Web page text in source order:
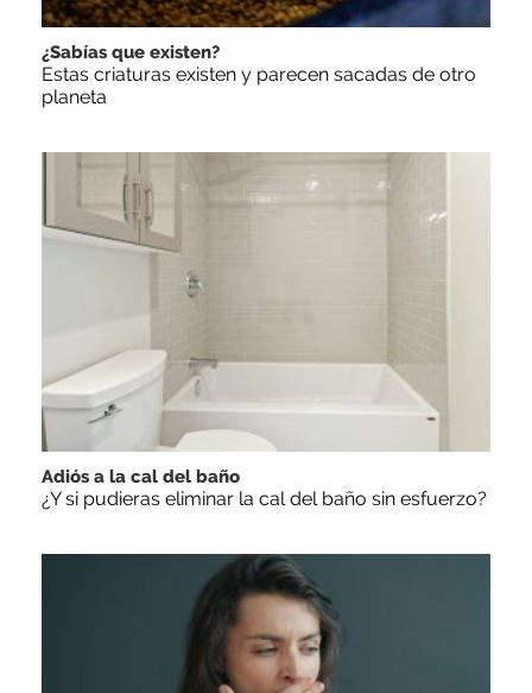
¿Sabías que existen?
Estas criaturas existen y parecen sacadas de otro
planeta
Adiós a la cal del baño
¿Y si pudieras eliminar la cal del baño sin esfuerzo?